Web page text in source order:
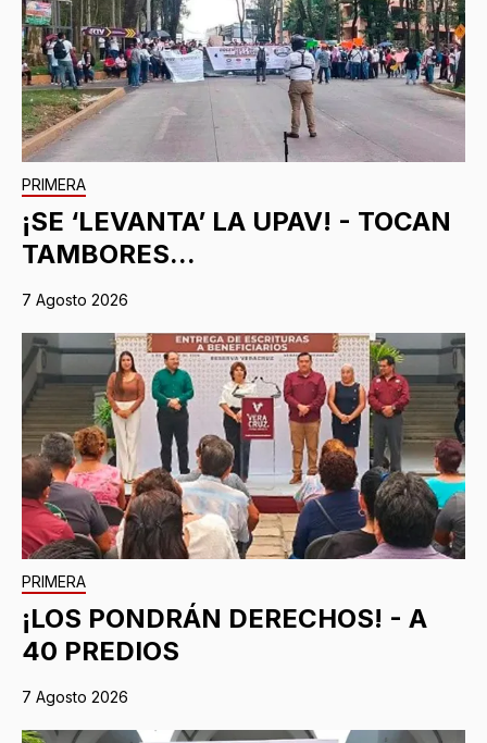
PRIMERA
¡SE ‘LEVANTA’ LA UPAV! - TOCAN
TAMBORES...
7 Agosto 2026
PRIMERA
¡LOS PONDRÁN DERECHOS! - A
40 PREDIOS
7 Agosto 2026